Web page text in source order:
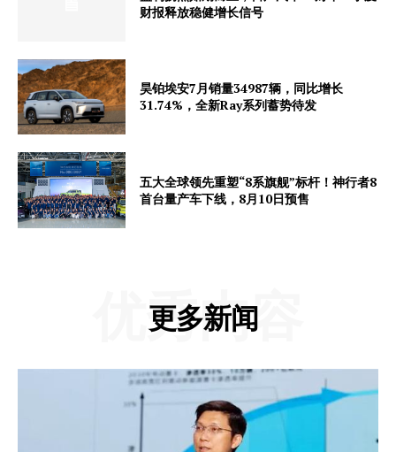
财报释放稳健增长信号
昊铂埃安7月销量34987辆，同比增长
31.74%，全新Ray系列蓄势待发
五大全球领先重塑“8系旗舰”标杆！神行者8
首台量产车下线，8月10日预售
更多新闻
优秀内容